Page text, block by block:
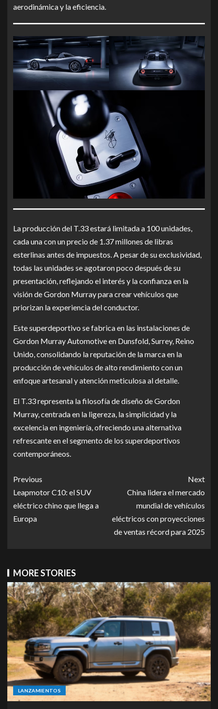
aerodinámica y la eficiencia.
La producción del T.33 estará limitada a 100 unidades,
cada una con un precio de 1.37 millones de libras
esterlinas antes de impuestos. A pesar de su exclusividad,
todas las unidades se agotaron poco después de su
presentación, reflejando el interés y la confianza en la
visión de Gordon Murray para crear vehículos que
priorizan la experiencia del conductor.
Este superdeportivo se fabrica en las instalaciones de
Gordon Murray Automotive en Dunsfold, Surrey, Reino
Unido, consolidando la reputación de la marca en la
producción de vehículos de alto rendimiento con un
enfoque artesanal y atención meticulosa al detalle.
El T.33 representa la filosofía de diseño de Gordon
Murray, centrada en la ligereza, la simplicidad y la
excelencia en ingeniería, ofreciendo una alternativa
refrescante en el segmento de los superdeportivos
contemporáneos.
Previous
Leapmotor C10: el SUV
eléctrico chino que llega a
Europa
Next
China lidera el mercado
mundial de vehículos
eléctricos con proyecciones
de ventas récord para 2025
MORE STORIES
LANZAMIENTOS